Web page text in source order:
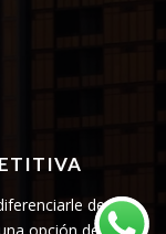
de la